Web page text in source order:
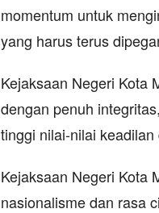
momentum untuk
yang harus terus
Kejaksaan Negeri Kota
dengan penuh
tinggi nilai-nilai
Kejaksaan Negeri Kota
nasionalisme dan rasa